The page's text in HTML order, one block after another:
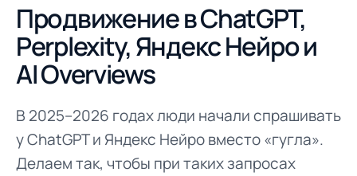
Продвижение в ChatGPT,
Perplexity, Яндекс Нейро и
AI Overviews
В 2025–2026 годах люди начали спрашивать
у ChatGPT и Яндекс Нейро вместо «гугла».
Делаем так, чтобы при таких запросах